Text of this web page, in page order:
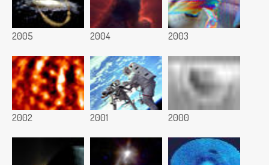
2005 2004 2003
2002 2001 2000